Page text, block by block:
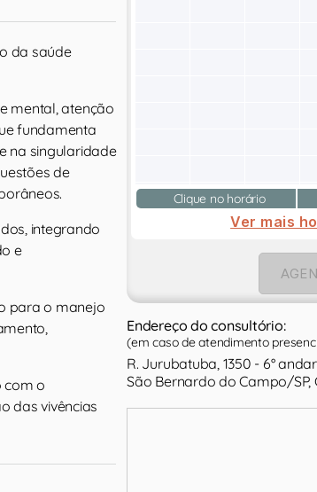
da saúde
mental, atenção
fundamenta
na singularidade
de
integrando
e
para o manejo
com o
das vivências
Clique no horário
Ver mais
Endereço do consultório:
(em caso de atendimento
R. Jurubatuba, 1350 - 6°
São Bernardo do Campo/SP,